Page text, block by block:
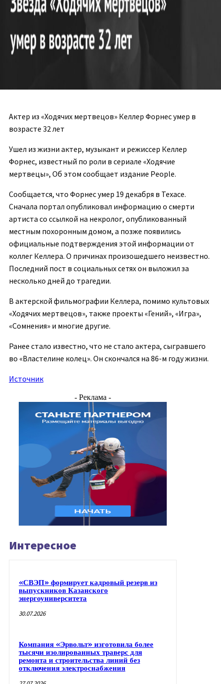
Актер из «Ходячих мертвецов» Келлер Форнес умер в
возрасте 32 лет
Ушел из жизни актер, музыкант и режиссер Келлер
Форнес, известный по роли в сериале «Ходячие
мертвецы», Об этом сообщает издание People.
Сообщается, что Форнес умер 19 декабря в Техасе.
Сначала портал опубликовал информацию о смерти
артиста со ссылкой на некролог, опубликованный
местным похоронным домом, а позже появились
официальные подтверждения этой информации от
коллег Келлера. О причинах произошедшего неизвестно.
Последний пост в социальных сетях он выложил за
несколько дней до трагедии.
В актерской фильмографии Келлера, помимо культовых
«Ходячих мертвецов», также проекты «Гений», «Игра»,
«Сомнения» и многие другие.
Ранее стало известно, что не стало актера, сыгравшего
во «Властелине колец». Он скончался на 86-м году жизни.
Источник
- Реклама -
Интересное
«СВЭП» формирует кадровый резерв из
выпускников Казанского
энергоуниверситета
30.07.2026
Компания «Эрвольт» изготовила более
тысячи изолированных траверс для
ремонта и строительства линий без
отключения электроснабжения